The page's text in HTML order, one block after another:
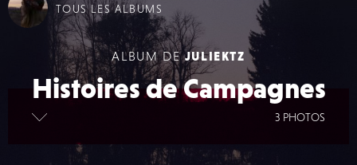
ALBUM DEJULIEKTZ
Histoires de Campagnes
lire la suite
3 PHOTOS
TOUSLES ALBUMS